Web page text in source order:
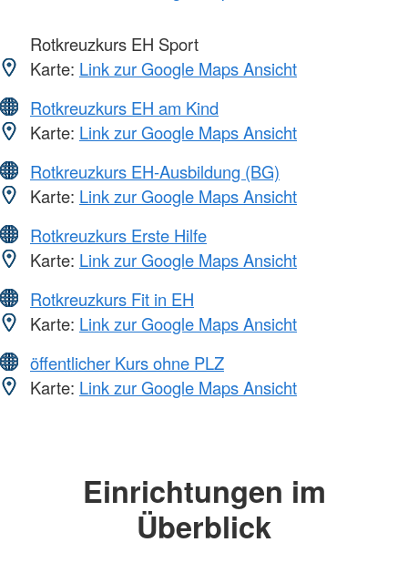
Rotkreuzkurs EH Sport
Karte: Link zur Google Maps Ansicht
Rotkreuzkurs EH am Kind
Karte: Link zur Google Maps Ansicht
Rotkreuzkurs EH-Ausbildung (BG)
Karte: Link zur Google Maps Ansicht
Rotkreuzkurs Erste Hilfe
Karte: Link zur Google Maps Ansicht
Rotkreuzkurs Fit in EH
Karte: Link zur Google Maps Ansicht
öffentlicher Kurs ohne PLZ
Karte: Link zur Google Maps Ansicht
Einrichtungen im
Überblick